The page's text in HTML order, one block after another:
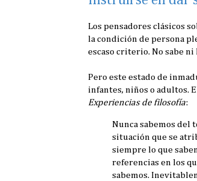
Los pensadores clásicos
la condición de persona
escaso criterio. No sabe ni
Pero este estado de
infantes, niños o adultos.
Experiencias de filosofía:
Nunca sabemos del
situación que se
siempre lo que
referencias en los
sabemos.